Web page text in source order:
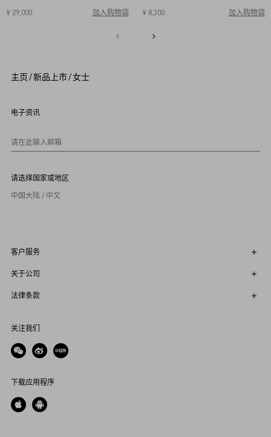
¥ 29,000 加入购物袋 34
36
39
¥ 8,300
加入购物袋
主页/新品上市/女士
电子资讯
请在此输入邮箱
请选择国家或地区
中国大陆 / 中文
客户服务
关于公司
法律条款
关注我们
下载应用程序